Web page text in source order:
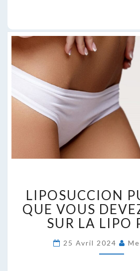
PUBIS
:
CE
QUE
VOUS
DEVEZ
LIPOSUCCION
QUE VOUS
SUR LA LIPO
25 Avril 2024